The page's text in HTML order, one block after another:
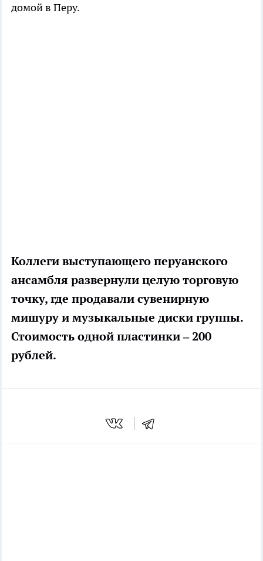
домой в Перу.
Коллеги выступающего перуанского
ансамбля развернули целую торговую
точку, где продавали сувенирную
мишуру и музыкальные диски группы.
Стоимость одной пластинки – 200
рублей.